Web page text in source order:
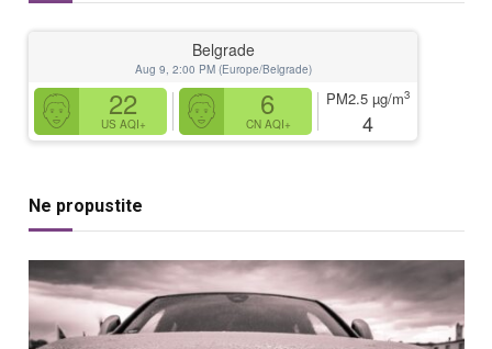
Belgrade
Aug 9, 2:00 PM (Europe/Belgrade)
22
US AQI+
6
CN AQI+
PM2.5 µg/m3
4
Ne propustite